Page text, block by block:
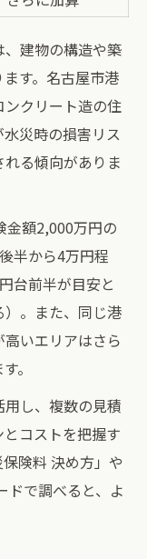
建物の構造や築
す。名古屋市港
クリート造の住
災時の損害リス
る傾向がありま
金額2,000万円の
半から4万円程
台前半が目安と
。また、同じ港
いエリアはさら
。
し、複数の見積
コストを把握す
険料 決め方」や
ドで調べると、よ